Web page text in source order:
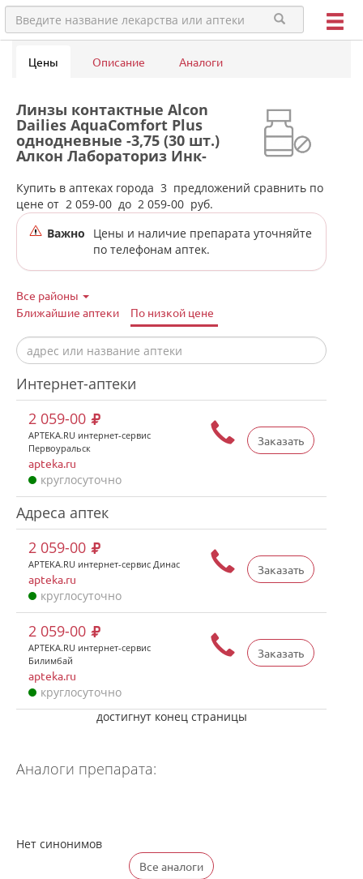
Цены Описание Аналоги
Линзы контактные Alcon
Dailies AquaComfort Plus
однодневные -3,75 (30 шт.)
Алкон Лабораториз Инк-
Сингапур/США в аптеках
города Первоуральска
Купить в аптеках города 3 предложений сравнить по
цене от 2 059-00 до 2 059-00 руб.
Важно
Цены и наличие препарата уточняйте
по телефонам аптек.
Все районы
Ближайшие аптеки
По низкой цене
Интернет-аптеки
Заказать
2 059-00
APTEKA.RU интернет-сервис
Первоуральск
apteka.ru
круглосуточно
Адреса аптек
Заказать
2 059-00
APTEKA.RU интернет-сервис Динас
apteka.ru
круглосуточно
Заказать
2 059-00
APTEKA.RU интернет-сервис
Билимбай
apteka.ru
круглосуточно
достигнут конец страницы
Аналоги препарата:
Нет синонимов
Все аналоги